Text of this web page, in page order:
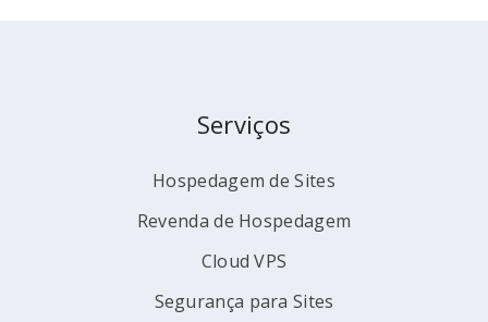
Serviços
Hospedagem de Sites
Revenda de Hospedagem
Cloud VPS
Segurança para Sites